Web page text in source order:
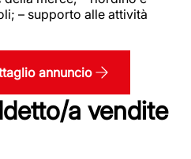
– supporto alle attività
annuncio
a vendite